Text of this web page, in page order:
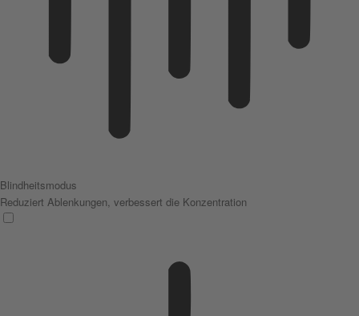
Blindheitsmodus
Reduziert Ablenkungen, verbessert die Konzentration